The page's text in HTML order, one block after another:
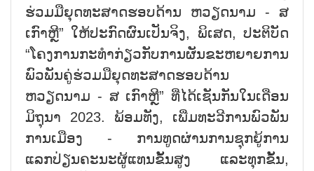
ຮ່ວມມືຍຸດທະສາດຮອບດ້ານ ຫວຽດນາມ - ສ
ເກົາຫຼີ” ໃຫ້ປະກົດຜົນເປັນຈິງ, ພິເສດ, ປະຕິບັດ
“ໂຄງການກະທຳກ່ຽວກັບການຜັນຂະຫຍາຍການ
ພົວພັນຄູ່ຮ່ວມມືຍຸດທະສາດຮອບດ້ານ
ຫວຽດນາມ - ສ ເກົາຫຼີ” ທີ່ໄດ້ເຊັນກັນໃນເດືອນ
ມິຖຸນາ 2023. ພ້ອມທັງ, ເພີ່ມທະວີການພົວພັນ
ການເມືອງ - ການທູດຜ່ານການຊຸກຍູ້ການ
ແລກປ່ຽນຄະນະຜູ້ແທນຂັ້ນສູງ ແລະທຸກຂັ້ນ,